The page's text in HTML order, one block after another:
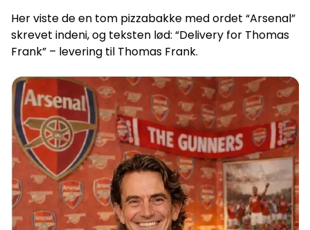
Her viste de en tom pizzabakke med ordet “Arsenal”
skrevet indeni, og teksten lød: “Delivery for Thomas
Frank” – levering til Thomas Frank.